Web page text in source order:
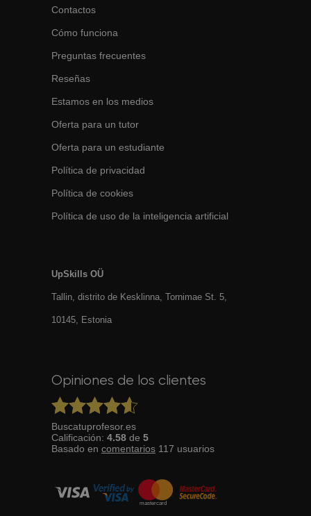
Contactos
Cómo funciona
Preguntas frecuentes
Reseñas
Estamos en los medios
Oferta para un tutor
Oferta para un estudiante
Política de privacidad
Política de cookies
Política de uso de la inteligencia artificial
UpSkills OÜ
Tallin, distrito de Kesklinna, Tornimаe St. 5,
10145, Estonia
Opiniones de los clientes
Buscatuprofesor.es
Calificación: 4.58 de 5
Basado en comentarios 117 usuarios